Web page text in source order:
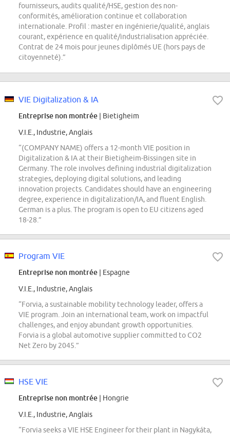
fournisseurs, audits qualité/HSE, gestion des non-
conformités, amélioration continue et collaboration
internationale. Profil : master en ingénierie/qualité, anglais
courant, expérience en qualité/industrialisation appréciée.
Contrat de 24 mois pour jeunes diplômés UE (hors pays de
citoyenneté).”
VIE Digitalization & IA
Entreprise non montrée | Bietigheim
V.I.E., Industrie, Anglais
“(COMPANY NAME) offers a 12-month VIE position in
Digitalization & IA at their Bietigheim-Bissingen site in
Germany. The role involves defining industrial digitalization
strategies, deploying digital solutions, and leading
innovation projects. Candidates should have an engineering
degree, experience in digitalization/IA, and fluent English.
German is a plus. The program is open to EU citizens aged
18-28.”
Program VIE
Entreprise non montrée | Espagne
V.I.E., Industrie, Anglais
“Forvia, a sustainable mobility technology leader, offers a
VIE program. Join an international team, work on impactful
challenges, and enjoy abundant growth opportunities.
Forvia is a global automotive supplier committed to CO2
Net Zero by 2045.”
HSE VIE
Entreprise non montrée | Hongrie
V.I.E., Industrie, Anglais
“Forvia seeks a VIE HSE Engineer for their plant in Nagykáta,